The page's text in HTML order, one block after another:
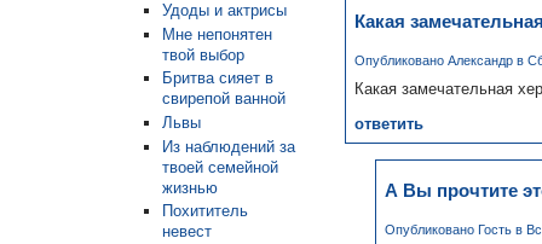
Удоды и актрисы
Мне непонятен
твой выбор
Бритва сияет в
свирепой ванной
Львы
Из наблюдений за
твоей семейной
жизнью
Похититель
невест
Какая
Опубликовано Александр в
Какая замечательная
ответить
А Вы прочтите
Опубликовано Гость в